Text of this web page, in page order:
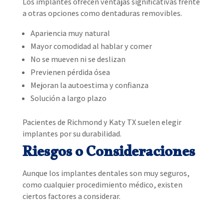
a otras opciones como dentaduras removibles.
Apariencia muy natural
Mayor comodidad al hablar y comer
No se mueven ni se deslizan
Previenen pérdida ósea
Mejoran la autoestima y confianza
Solución a largo plazo
Pacientes de Richmond y Katy TX suelen elegir
implantes por su durabilidad.
Riesgos o Consideraciones
Aunque los implantes dentales son muy seguros,
como cualquier procedimiento médico, existen
ciertos factores a considerar.